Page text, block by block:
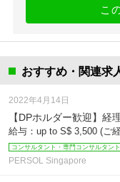
こ
おすすめ・関連求
【DPホルダー歓迎】
給与：up to S$ 3,500 (ご
コンサルタント・専門コンサルタント
2022年4月14日
PERSOL Singapore